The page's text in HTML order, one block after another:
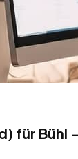
für Bühl